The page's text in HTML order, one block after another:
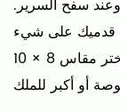
جانب وعند سفح السرير.
قدميك على شيء
ناعم. مقاس 5 × 8 بوصة مناسب للملكة؛ اختر مقاس 8 × 10